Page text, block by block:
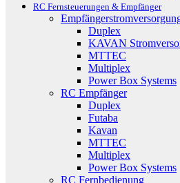
RC Fernsteuerungen & Empfänger
Duplex
KAVAN
MTTEC
Multiplex
Power Box Systems
RC Empfänger
Duplex
Futaba
Kavan
MTTEC
Multiplex
Power Box Systems
RC Fernbedienung